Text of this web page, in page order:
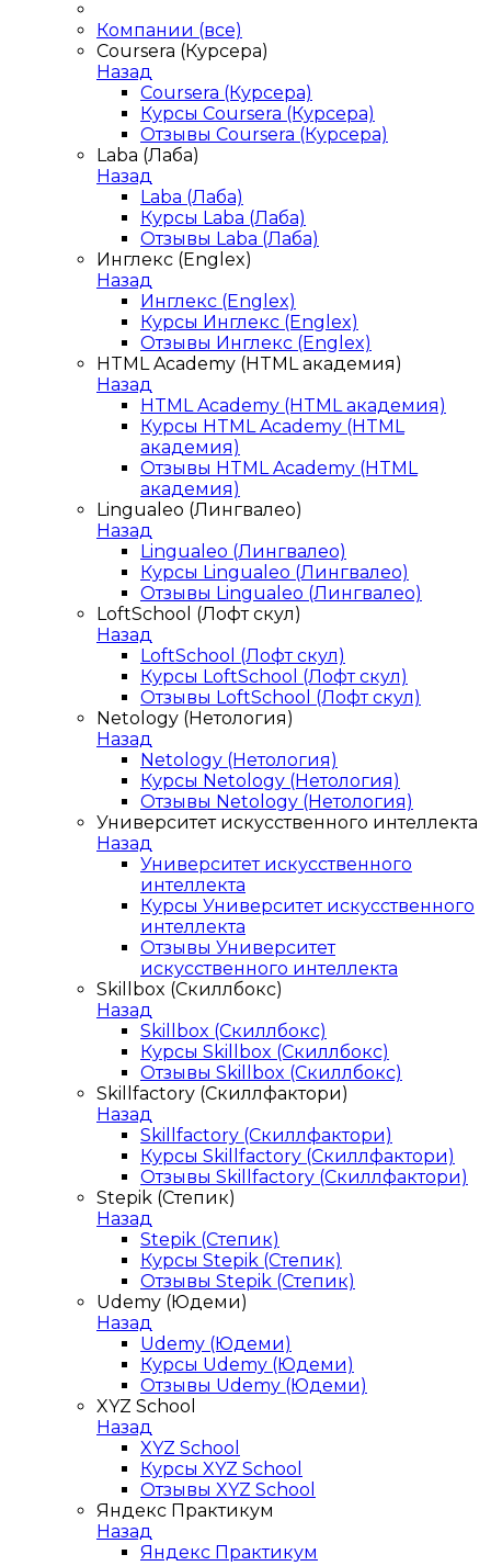
Компании (все)
Coursera (Курсера)
Назад
Coursera (Курсера)
Курсы Coursera (Курсера)
Отзывы Coursera (Курсера)
Laba (Лаба)
Назад
Laba (Лаба)
Курсы Laba (Лаба)
Отзывы Laba (Лаба)
Инглекс (Englex)
Назад
Инглекс (Englex)
Курсы Инглекс (Englex)
Отзывы Инглекс (Englex)
HTML Academy (HTML академия)
Назад
HTML Academy (HTML академия)
Курсы HTML Academy (HTML
академия)
Отзывы HTML Academy (HTML
академия)
Lingualeo (Лингвалео)
Назад
Lingualeo (Лингвалео)
Курсы Lingualeo (Лингвалео)
Отзывы Lingualeo (Лингвалео)
LoftSchool (Лофт скул)
Назад
LoftSchool (Лофт скул)
Курсы LoftSchool (Лофт скул)
Отзывы LoftSchool (Лофт скул)
Netology (Нетология)
Назад
Netology (Нетология)
Курсы Netology (Нетология)
Отзывы Netology (Нетология)
Университет искусственного интеллекта
Назад
Университет искусственного
интеллекта
Курсы Университет искусственного
интеллекта
Отзывы Университет
искусственного интеллекта
Skillbox (Скиллбокс)
Назад
Skillbox (Скиллбокс)
Курсы Skillbox (Скиллбокс)
Отзывы Skillbox (Скиллбокс)
Skillfactory (Скиллфактори)
Назад
Skillfactory (Скиллфактори)
Курсы Skillfactory (Скиллфактори)
Отзывы Skillfactory (Скиллфактори)
Stepik (Степик)
Назад
Stepik (Степик)
Курсы Stepik (Степик)
Отзывы Stepik (Степик)
Udemy (Юдеми)
Назад
Udemy (Юдеми)
Курсы Udemy (Юдеми)
Отзывы Udemy (Юдеми)
XYZ School
Назад
XYZ School
Курсы XYZ School
Отзывы XYZ School
Яндекс Практикум
Назад
Яндекс Практикум